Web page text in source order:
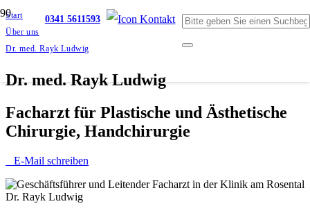
0341 5611593
Start
Über uns
Dr. med. Rayk Ludwig
Dr. med. Rayk Ludwig
Facharzt für Plastische und Ästhetische
Chirurgie, Handchirurgie
E-Mail schreiben